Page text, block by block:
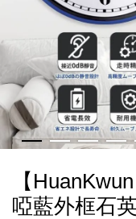
【
啞藍外框石